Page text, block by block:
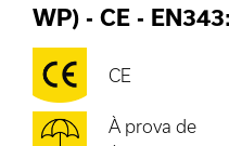
WP) - CE -
CE
À prova de